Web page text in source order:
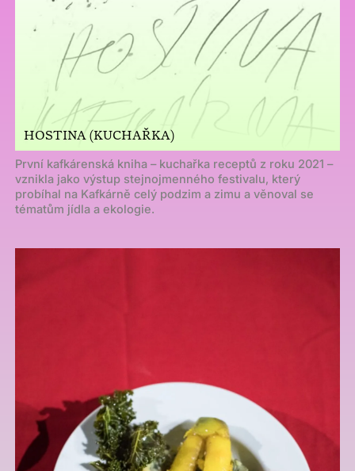
HOSTINA (KUCHAŘKA)
První kafkárenská kniha – kuchařka receptů z roku 2021 –
vznikla jako výstup stejnojmenného festivalu, který
probíhal na Kafkárně celý podzim a zimu a věnoval se
tématům jídla a ekologie.